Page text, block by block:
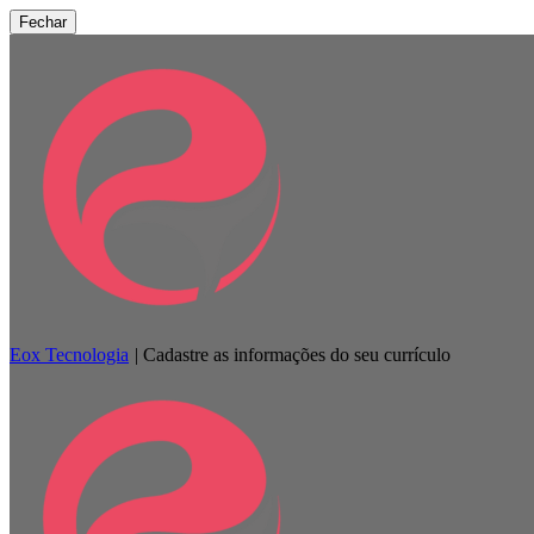
Fechar
Eox Tecnologia | Cadastre as informações do seu currículo